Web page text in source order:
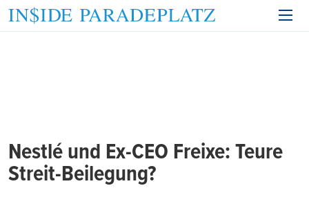
Nestlé und Ex-CEO Freixe: Teure
Streit-Beilegung?